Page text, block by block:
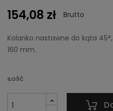
154,08 zł Brutto
Kolanko nastawne do kąta
160 mm.
ILOŚĆ